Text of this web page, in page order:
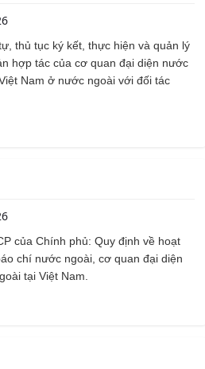
thủ tục ký kết, thực hiện và quản lý
hợp tác của cơ quan đại diện nước
Nam ở nước ngoài với đối tác
của Chính phủ: Quy định về hoạt
chí nước ngoài, cơ quan đại diện
tại Việt Nam.